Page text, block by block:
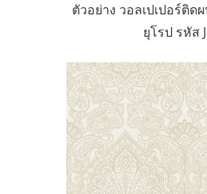
ตัวอย่าง วอลเปเปอร์ติด
ยุโรป รหัส